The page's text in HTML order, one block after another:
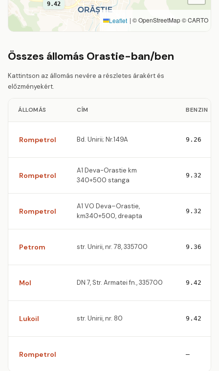
9.42
Leaflet | © OpenStreetMap © CARTO
Összes állomás Orastie-ban/ben
Kattintson az állomás nevére a részletes árakért és
előzményekért.
ÁLLOMÁS CÍM BENZIN
Rompetrol Bd. Unirii; Nr.149A 9.26
Rompetrol
A1 Deva-Orastie km
340+500 stanga
9.32
Rompetrol
A1 VO Deva–Orastie,
km340+500, dreapta
9.32
Petrom str. Unirii, nr. 78, 335700 9.36
Mol DN 7, Str. Armatei fn., 335700 9.42
Lukoil str. Unirii, nr. 80 9.42
Rompetrol —